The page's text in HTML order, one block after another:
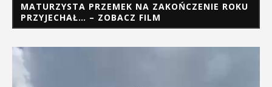
MATURZYSTA PRZEMEK NA ZAKOŃCZENIE ROKU
PRZYJECHAŁ… – ZOBACZ FILM
Odtwarzacz